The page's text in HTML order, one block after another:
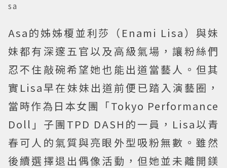
sa
Asa的姊姊榎並利莎（Enami Lisa）與妹
妹都有深邃五官以及高級氣場，讓粉絲們
忍不住敲碗希望她也能出道當藝人。但其
實Lisa早在妹妹出道前便已踏入演藝圈，
當時作為日本女團「Tokyo Performance
Doll」子團TPD DASH的一員，Lisa以青
春可人的氣質與亮眼外型吸粉無數。雖然
後續選擇退出偶像活動，但她並未離開鎂